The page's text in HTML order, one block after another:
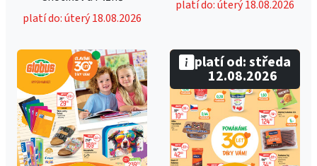
platí do: úterý 18.08.2026
platí do: úterý 18.08.2026
platí od: středa
12.08.2026